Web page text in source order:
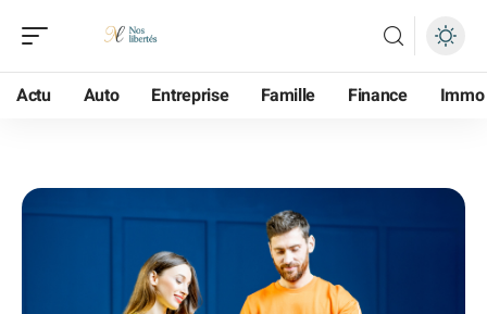
Actu Auto Entreprise Famille Finance Immo